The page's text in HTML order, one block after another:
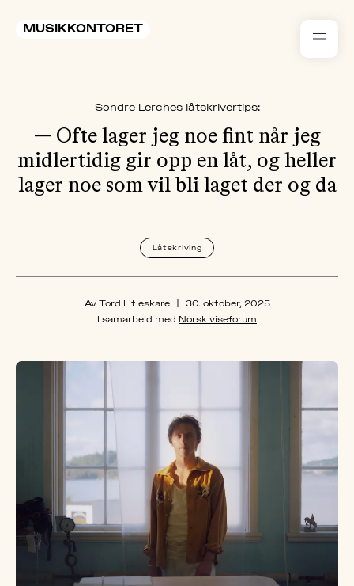
MUSIKKONTORET
Sondre Lerches låtskrivertips:
— Ofte lager jeg noe fint når jeg
midlertidig gir opp en låt, og heller
lager noe som vil bli laget der og da
Låtskriving
Av Tord Litleskare
30. oktober, 2025
I samarbeid med Norsk viseforum